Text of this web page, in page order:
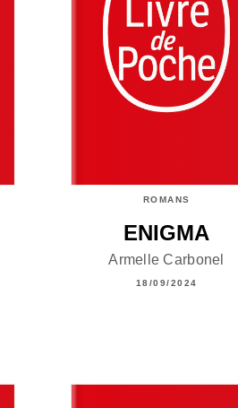
ROMANS
ENIGMA
Armelle Carbonel
18/09/2024